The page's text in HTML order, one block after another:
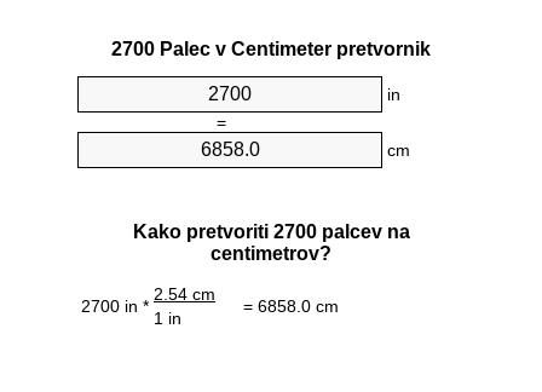
2700 Palec v Centimeter pretvornik
in
=
cm
Kako pretvoriti 2700 palcev na
centimetrov?
2700 in *
2.54 cm
= 6858.0 cm
1 in